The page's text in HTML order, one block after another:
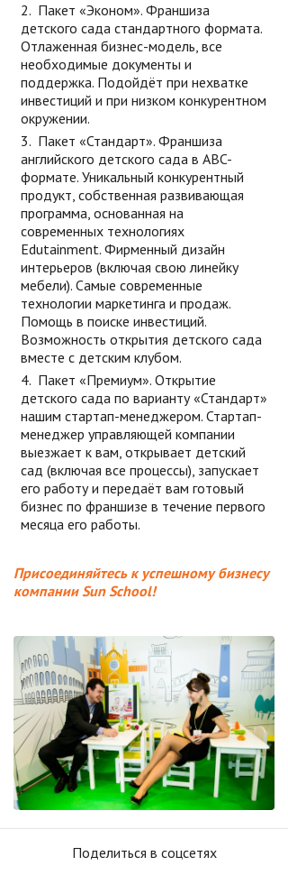
Пакет «Эконом». Франшиза
детского сада стандартного формата.
Отлаженная бизнес-модель, все
необходимые документы и
поддержка. Подойдёт при нехватке
инвестиций и при низком конкурентном
окружении.
Пакет «Стандарт». Франшиза
английского детского сада в ABC-
формате. Уникальный конкурентный
продукт, собственная развивающая
программа, основанная на
современных технологиях
Edutainment. Фирменный дизайн
интерьеров (включая свою линейку
мебели). Самые современные
технологии маркетинга и продаж.
Помощь в поиске инвестиций.
Возможность открытия детского сада
вместе с детским клубом.
Пакет «Премиум». Открытие
детского сада по варианту «Стандарт»
нашим стартап-менеджером. Стартап-
менеджер управляющей компании
выезжает к вам, открывает детский
сад (включая все процессы), запускает
его работу и передаёт вам готовый
бизнес по франшизе в течение первого
месяца его работы.
Присоединяйтесь к успешному бизнесу
компании Sun School!
Поделиться в соцсетях